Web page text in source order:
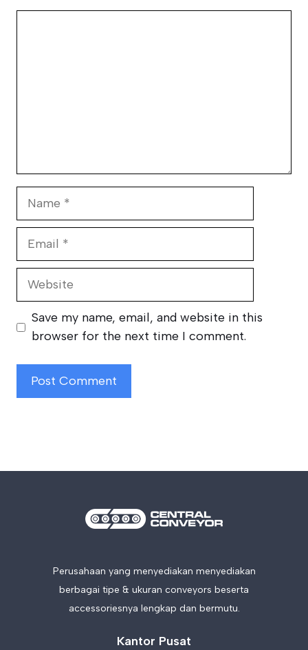
Website
Save my name, email, and website in this
browser for the next time I comment.
Perusahaan yang menyediakan menyediakan
berbagai tipe & ukuran conveyors beserta
accessoriesnya lengkap dan bermutu.
Kantor Pusat